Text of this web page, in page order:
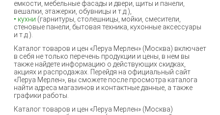
емкости, мебельные фасады и двери, щиты и панели,
вешалки, этажерки, обувницы и т.д.),
• кухни (гарнитуры, столешницы, мойки, смесители,
стеновые панели, бытовая техника, кухонные аксессуары
и т.д.).
Каталог товаров и цен «Леруа Мерлен» (Москва) включает
в себя не только перечень продукции и цены, в нем вы
также найдете информацию о действующих скидках,
акциях и распродажах. Перейдя на официальный сайт
«Леруа Мерлен», вы сможете после просмотра каталога
найти адреса магазинов и контактные данные, а также
графики работы.
Каталог товаров и цен «Леруа Мерлен» (Москва)